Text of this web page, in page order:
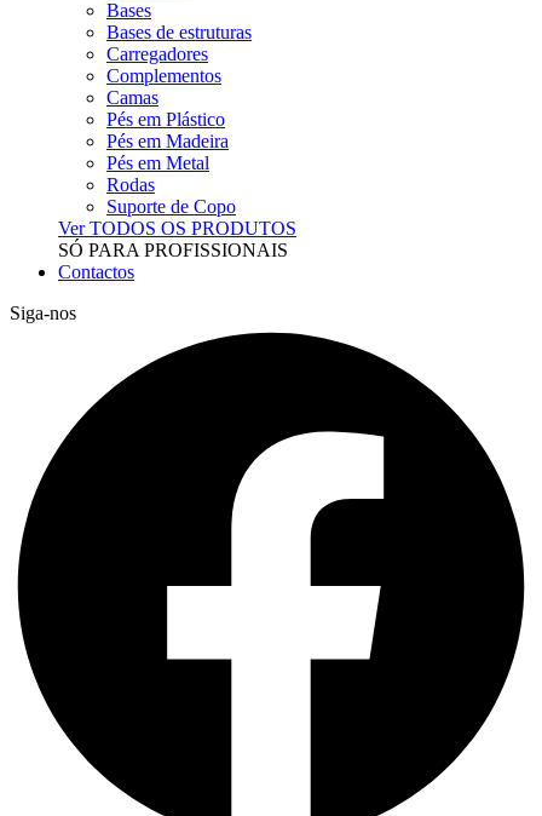
Bases
Bases de estruturas
Carregadores
Complementos
Camas
Pés em Plástico
Pés em Madeira
Pés em Metal
Rodas
Suporte de Copo
Ver TODOS OS PRODUTOS
SÓ PARA PROFISSIONAIS
Contactos
Siga-nos